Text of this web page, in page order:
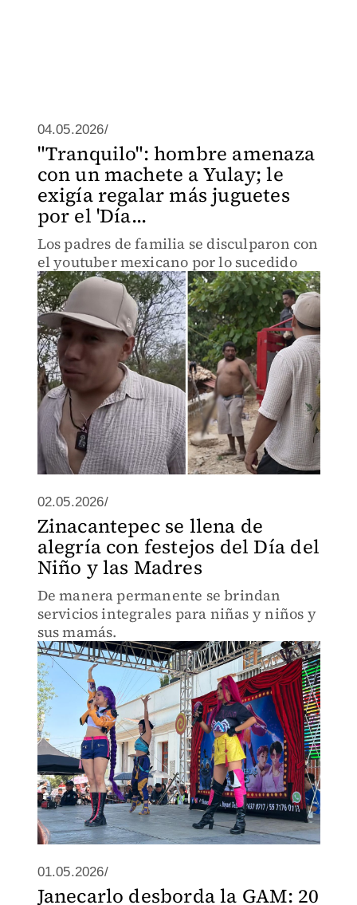
04.05.2026/
"Tranquilo": hombre amenaza
con un machete a Yulay; le
exigía regalar más juguetes
por el 'Día...
Los padres de familia se disculparon con
el youtuber mexicano por lo sucedido
02.05.2026/
Zinacantepec se llena de
alegría con festejos del Día del
Niño y las Madres
De manera permanente se brindan
servicios integrales para niñas y niños y
sus mamás.
01.05.2026/
Janecarlo desborda la GAM: 20